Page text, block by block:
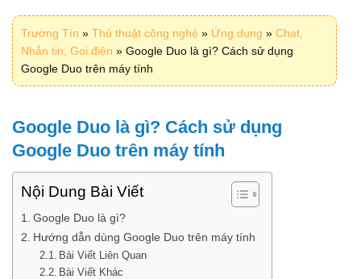
Trường Tín » Thủ thuật công nghệ » Ứng dụng » Chat,
Nhắn tin, Gọi điện » Google Duo là gì? Cách sử dụng
Google Duo trên máy tính
Google Duo là gì? Cách sử dụng
Google Duo trên máy tính
Nội Dung Bài Viết
Google Duo là gì?
Hướng dẫn dùng Google Duo trên máy tính
Bài Viết Liên Quan
Bài Viết Khác